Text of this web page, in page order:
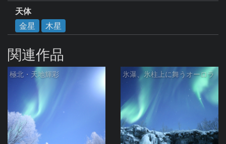
天体
金星
木星
関連作品
極北・天地輝彩 氷瀑、氷柱上に舞うオーロラ